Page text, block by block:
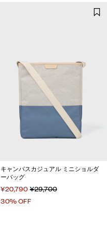
キャンバスカジュアル ミニショルダ
ーバッグ
¥20,790 ¥29,700
30% OFF